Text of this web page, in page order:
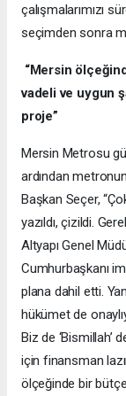
çalışmalarımızı
seçimden sonra
“Mersin
vadeli ve uygun
proje”
Mersin Metrosu
ardından
Başkan Seçer,
yazıldı, çizildi.
Altyapı Genel
Cumhurbaşkanı
plana dahil etti.
hükümet de
Biz de ‘Bismillah’
için finansman
ölçeğinde bir